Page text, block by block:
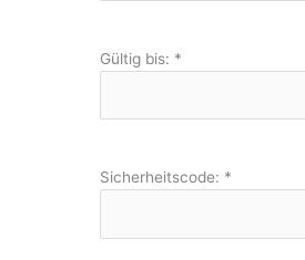
Gültig bis: *
Sicherheitscode: *